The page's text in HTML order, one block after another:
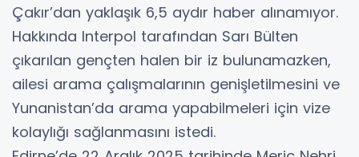
Çakır’dan yaklaşık 6,5 aydır haber alınamıyor.
Hakkında Interpol tarafından Sarı Bülten
çıkarılan gençten halen bir iz bulunamazken,
ailesi arama çalışmalarının genişletilmesini ve
Yunanistan’da arama yapabilmeleri için vize
kolaylığı sağlanmasını istedi.